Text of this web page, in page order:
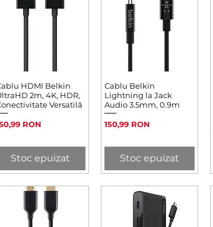
Afișare rapidă
HDMI Belkin
2m, 4K, HDR,
Versatilă
RON
Stoc epuizat
Afișare rapidă
Cablu Belkin
Lightning la Jack
Audio 3.5mm, 0.9m
Preț
150,99 RON
Stoc epuizat